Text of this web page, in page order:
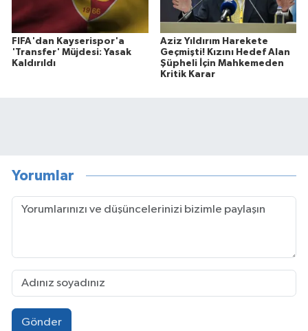
FIFA'dan Kayserispor'a
'Transfer' Müjdesi: Yasak
Kaldırıldı
Aziz Yıldırım Harekete
Geçmişti! Kızını Hedef Alan
Şüpheli İçin Mahkemeden
Kritik Karar
Yorumlar
Gönder